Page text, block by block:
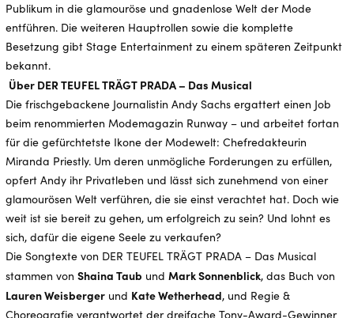
Publikum in die glamouröse und gnadenlose Welt der Mode
entführen. Die weiteren Hauptrollen sowie die komplette
Besetzung gibt Stage Entertainment zu einem späteren Zeitpunkt
bekannt.
Über DER TEUFEL TRÄGT PRADA – Das Musical
Die frischgebackene Journalistin Andy Sachs ergattert einen Job
beim renommierten Modemagazin Runway – und arbeitet fortan
für die gefürchtetste Ikone der Modewelt: Chefredakteurin
Miranda Priestly. Um deren unmögliche Forderungen zu erfüllen,
opfert Andy ihr Privatleben und lässt sich zunehmend von einer
glamourösen Welt verführen, die sie einst verachtet hat. Doch wie
weit ist sie bereit zu gehen, um erfolgreich zu sein? Und lohnt es
sich, dafür die eigene Seele zu verkaufen?
Die Songtexte von DER TEUFEL TRÄGT PRADA – Das Musical
stammen von Shaina Taub und Mark Sonnenblick, das Buch von
Lauren Weisberger und Kate Wetherhead, und Regie &
Choreografie verantwortet der dreifache Tony-Award-Gewinner